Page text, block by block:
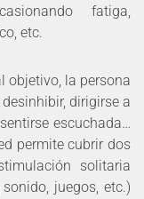
fatiga,
etc.
objetivo, la persona
dirigirse a
escuchada…
permite cubrir dos
solitaria
juegos, etc.)